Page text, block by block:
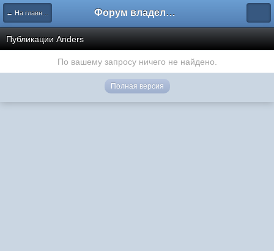
← На главную Форум владельцев интернет-магазинов
Публикации Anders
По вашему запросу ничего не найдено.
Полная версия